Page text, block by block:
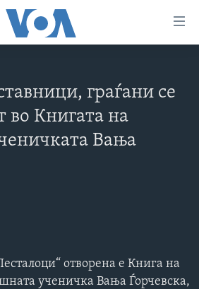
- АРХИВА
граѓани се
во Книгата на
Вања
отворена е Книга на
ученичка Вања Ѓорчевска,